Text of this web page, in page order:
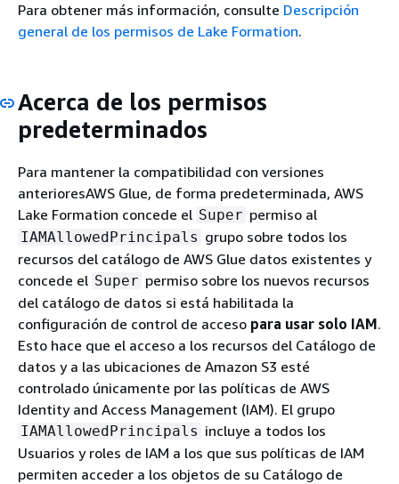
Para obtener más información, consulte Descripción
general de los permisos de Lake Formation.
Acerca de los permisos
predeterminados
Para mantener la compatibilidad con versiones
anterioresAWS Glue, de forma predeterminada, AWS
Lake Formation concede el Super permiso al
IAMAllowedPrincipals grupo sobre todos los
recursos del catálogo de AWS Glue datos existentes y
concede el Super permiso sobre los nuevos recursos
del catálogo de datos si está habilitada la
configuración de control de acceso para usar solo IAM.
Esto hace que el acceso a los recursos del Catálogo de
datos y a las ubicaciones de Amazon S3 esté
controlado únicamente por las políticas de AWS
Identity and Access Management (IAM). El grupo
IAMAllowedPrincipals incluye a todos los
Usuarios y roles de IAM a los que sus políticas de IAM
permiten acceder a los objetos de su Catálogo de